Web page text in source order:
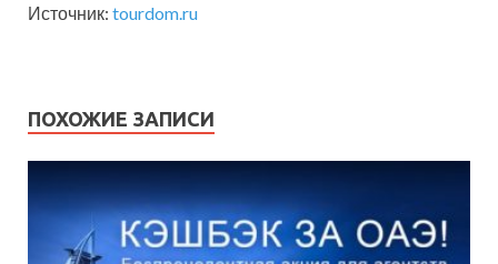
Источник: tourdom.ru
ПОХОЖИЕ ЗАПИСИ